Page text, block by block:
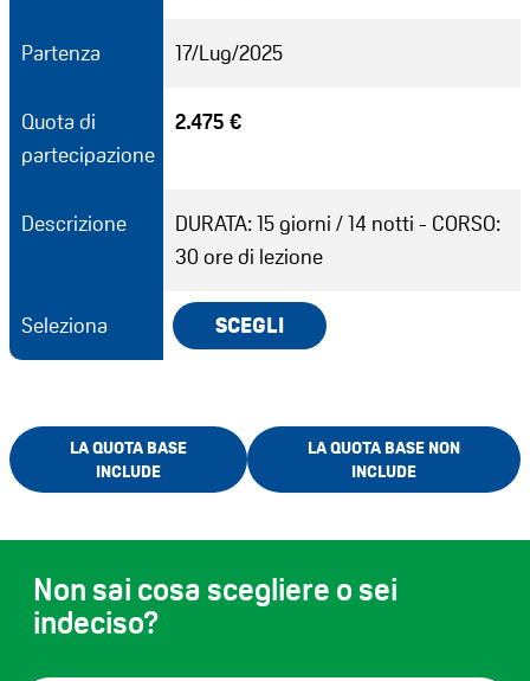
Partenza 17/Lug/2025
Quota di
partecipazione
2.475 €
Descrizione
DURATA: 15 giorni / 14 notti - CORSO:
30 ore di lezione
Seleziona SCEGLI
LA QUOTA BASE
INCLUDE
LA QUOTA BASE NON
INCLUDE
Non sai cosa scegliere o sei
indeciso?